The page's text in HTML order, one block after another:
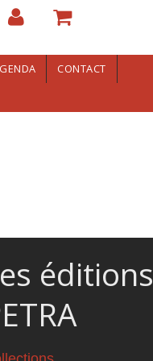
CONTACT
éditions